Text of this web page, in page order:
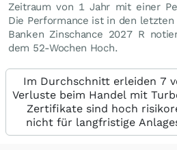
Zeitraum von 1 Jahr mit einer
Die Performance ist in den letzten
Banken Zinschance 2027 R
dem 52-Wochen Hoch.
Im Durchschnitt erleiden 7
Verluste beim Handel mit
Zertifikate sind hoch
nicht für langfristige